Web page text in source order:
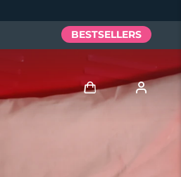
BESTSELLERS
Benutzerkonto